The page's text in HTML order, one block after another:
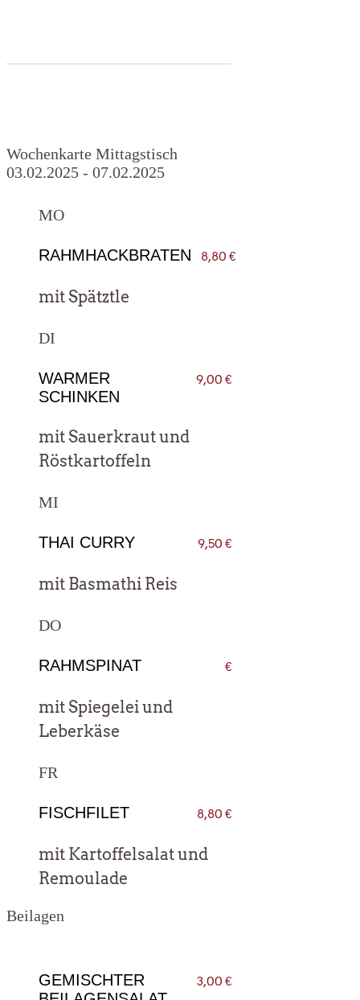
Wochen­kar­te Mittagstisch
03.02.2025 - 07.02.2025
MO
RAHMHACKBRATEN 8,80 €
mit Spätzt­le
DI
WARMER
SCHINKEN
9,00 €
mit Sau­er­kraut und
Röstkartoffeln
MI
THAI CURRY 9,50 €
mit Bas­ma­thi Reis
DO
RAHMSPINAT €
mit Spie­gelei und
Leberkäse
FR
FISCHFILET 8,80 €
mit Kar­tof­fel­sa­lat und
Remoulade
Bei­la­gen
GEMISCHTER
3,00 €